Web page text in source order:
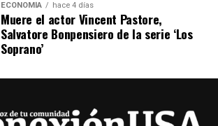
ECONOMÍA hace 4 días
Muere el actor Vincent Pastore,
Salvatore Bonpensiero de la serie ‘Los
Soprano’